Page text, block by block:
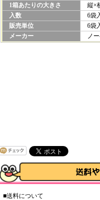
1箱あたりの大きさ
縦×
入数
6袋
販売単位
6袋
メーカー
ノー
■送料について